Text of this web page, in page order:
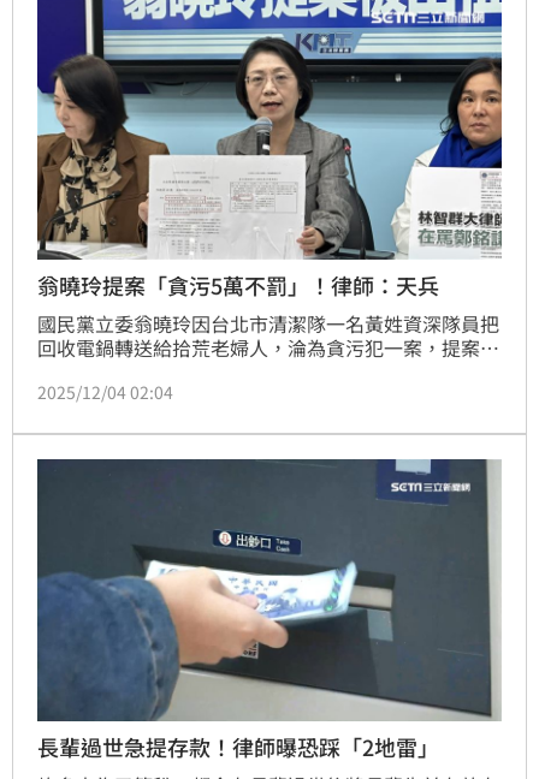
翁曉玲提案「貪污5萬不罰」！律師：天兵
國民黨立委翁曉玲因台北市清潔隊一名黃姓資深隊員把
回收電鍋轉送給拾荒老婦人，淪為貪污犯一案，提案修
引發各界關注與討論。對此，律師顏紘頤看見相關新聞
社會大眾對於「微罪」的認知差異有多大。
2025/12/04 02:04
長輩過世急提存款！律師曝恐踩「2地雷」